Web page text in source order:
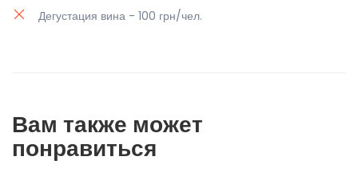
Дегустация вина - 100 грн/чел.
Вам также может
понравиться